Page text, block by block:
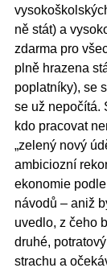
ně stát) a
zdarma pro
plně hrazena
poplatníky), se
se už nepočítá.
kdo pracovat
„zelený nový
ambiciozní
ekonomie
návodů – aniž
uvedlo, z čeho
druhé,
strachu a